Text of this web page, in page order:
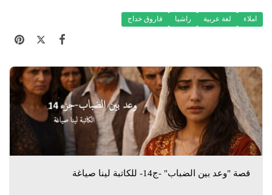
املاء لغة عربية راشيا فاروق خداج
قصة "وعد بين الضباب" -ج14- للكاتبة لينا صياغة